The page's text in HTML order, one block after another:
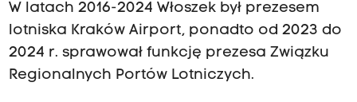
W latach 2016-2024 Włoszek był prezesem
lotniska Kraków Airport, ponadto od 2023 do
2024 r. sprawował funkcję prezesa Związku
Regionalnych Portów Lotniczych.